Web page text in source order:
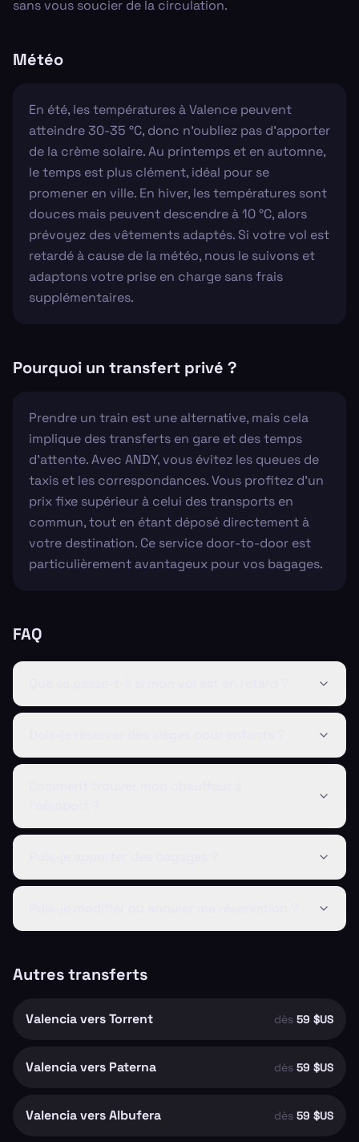
sans vous soucier de la circulation.
Météo
En été, les températures à Valence peuvent
atteindre 30-35 °C, donc n’oubliez pas d’apporter
de la crème solaire. Au printemps et en automne,
le temps est plus clément, idéal pour se
promener en ville. En hiver, les températures sont
douces mais peuvent descendre à 10 °C, alors
prévoyez des vêtements adaptés. Si votre vol est
retardé à cause de la météo, nous le suivons et
adaptons votre prise en charge sans frais
supplémentaires.
Pourquoi un transfert privé ?
Prendre un train est une alternative, mais cela
implique des transferts en gare et des temps
d'attente. Avec ANDY, vous évitez les queues de
taxis et les correspondances. Vous profitez d’un
prix fixe supérieur à celui des transports en
commun, tout en étant déposé directement à
votre destination. Ce service door-to-door est
particulièrement avantageux pour vos bagages.
FAQ
Autres transferts
Valencia vers Torrent dès 59 $US
Valencia vers Paterna dès 59 $US
Valencia vers Albufera dès 59 $US